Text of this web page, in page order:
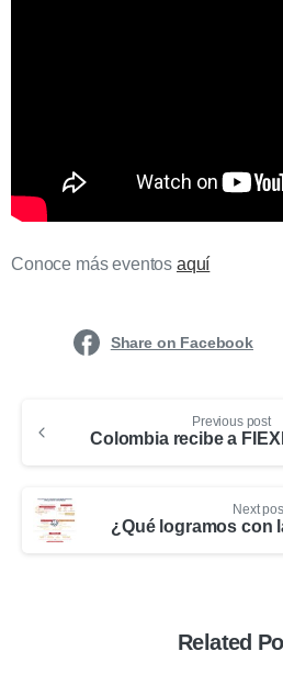
Conoce más eventos aquí
Share on Facebook
Previous post
Colombia recibe a
Next
Related